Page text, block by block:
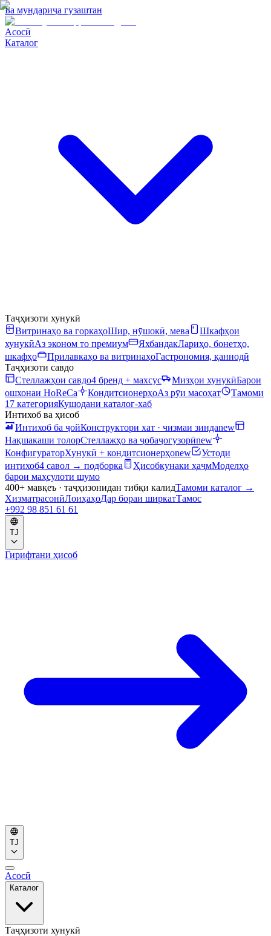
Ба мундариҷа гузаштан
Асосӣ
Каталог
Таҷҳизоти хунукӣ
Витринаҳо ва горкаҳоШир, нӯшокӣ, мева
Шкафҳои
хунукӣАз эконом то премиум ЯхбандакЛариҳо, бонетҳо,
шкафҳо
Прилавкаҳо ва витринаҳоГастрономия, қаннодӣ
Таҷҳизоти савдо
Стеллажҳои савдо4 бренд + махсус Мизҳои хунукӣБарои
ошхонаи HoReCa
КондитсионерҳоАз рӯи масоҳат
Тамоми
17 категорияКушодани каталог-хаб
Интихоб ва ҳисоб
Интихоб ба ҷойКонструктори хат · чизмаи зиндаnew
Нақшакаши толорСтеллажҳо ва ҷобаҷогузорӣnew
КонфигураторХунукӣ + кондитсионерҳоnew
Устоди
интихоб4 савол → подборка Ҳисобкунаки ҳаҷмМоделҳо
барои маҳсулоти шумо
400+ мавқеъ · таҷҳизонидан тибқи калидТамоми каталог →
ХизматрасонӣЛоиҳаҳоДар бораи ширкатТамос
+992 98 851 61 61
TJ
Гирифтани ҳисоб
TJ
Асосӣ
Каталог
Таҷҳизоти хунукӣ